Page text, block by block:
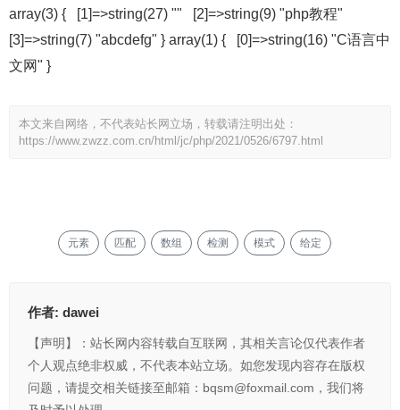
array(3) { [1]=>string(27) "" [2]=>string(9) "php教程"
[3]=>string(7) "abcdefg" } array(1) { [0]=>string(16) "C语言中
文网" }
本文来自网络，不代表站长网立场，转载请注明出处：
https://www.zwzz.com.cn/html/jc/php/2021/0526/6797.html
元素 匹配 数组 检测 模式 给定
作者: dawei
【声明】：站长网内容转载自互联网，其相关言论仅代表作者
个人观点绝非权威，不代表本站立场。如您发现内容存在版权
问题，请提交相关链接至邮箱：bqsm@foxmail.com，我们将